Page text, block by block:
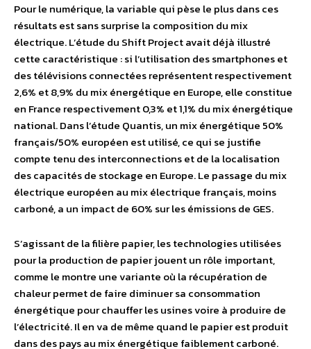
Pour le numérique, la variable qui pèse le plus dans ces
résultats est sans surprise la composition du mix
électrique. L’étude du Shift Project avait déjà illustré
cette caractéristique : si l’utilisation des smartphones et
des télévisions connectées représentent respectivement
2,6% et 8,9% du mix énergétique en Europe, elle constitue
en France respectivement 0,3% et 1,1% du mix énergétique
national. Dans l’étude Quantis, un mix énergétique 50%
français/50% européen est utilisé, ce qui se justifie
compte tenu des interconnections et de la localisation
des capacités de stockage en Europe. Le passage du mix
électrique européen au mix électrique français, moins
carboné, a un impact de 60% sur les émissions de GES.
S’agissant de la filière papier, les technologies utilisées
pour la production de papier jouent un rôle important,
comme le montre une variante où la récupération de
chaleur permet de faire diminuer sa consommation
énergétique pour chauffer les usines voire à produire de
l’électricité. Il en va de même quand le papier est produit
dans des pays au mix énergétique faiblement carboné.